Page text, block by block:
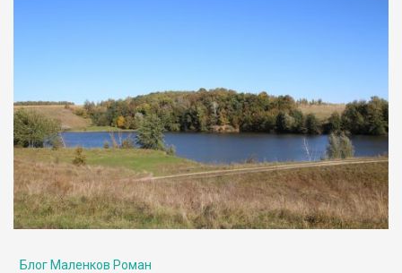
Блог Маленков Роман